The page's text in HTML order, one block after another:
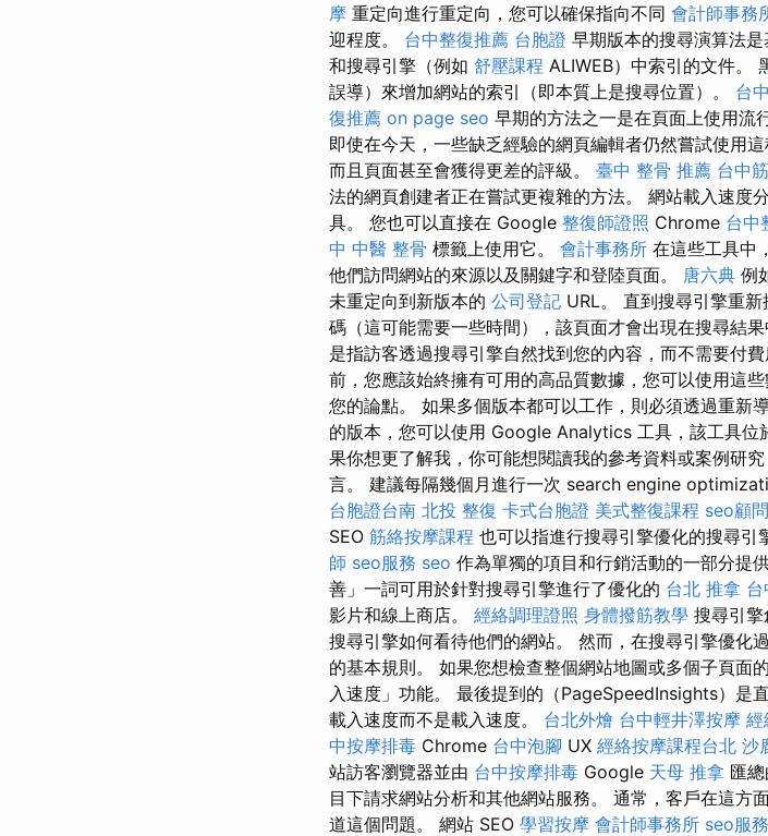
摩 重定向進行重定向，您可以確保指向不同 會計師事務
迎程度。 台中整復推薦 台胞證 早期版本的搜尋演算法
和搜尋引擎（例如 舒壓課程 ALIWEB）中索引的文件。
誤導）來增加網站的索引（即本質上是搜尋位置）。 台
復推薦 on page seo 早期的方法之一是在頁面上使用流
即使在今天，一些缺乏經驗的網頁編輯者仍然嘗試使用
而且頁面甚至會獲得更差的評級。 臺中 整骨 推薦 台中
法的網頁創建者正在嘗試更複雜的方法。 網站載入速度
具。 您也可以直接在 Google 整復師證照 Chrome 台中
中 中醫 整骨 標籤上使用它。 會計事務所 在這些工具中
他們訪問網站的來源以及關鍵字和登陸頁面。 唐六典 例
未重定向到新版本的 公司登記 URL。 直到搜尋引擎重
碼（這可能需要一些時間），該頁面才會出現在搜尋結果
是指訪客透過搜尋引擎自然找到您的內容，而不需要付
前，您應該始終擁有可用的高品質數據，您可以使用這
您的論點。 如果多個版本都可以工作，則必須透過重新
的版本，您可以使用 Google Analytics 工具，該工具
果你想更了解我，你可能想閱讀我的參考資料或案例研
言。 ‍建議每隔幾個月進行一次 search engine
台胞證台南 北投 整復 卡式台胞證 美式整復課程 seo顧問
SEO 筋絡按摩課程 也可以指進行搜尋引擎優化的搜尋
師 seo服務 seo 作為單獨的項目和行銷活動的一部分提
善」一詞可用於針對搜尋引擎進行了優化的 台北 推拿
影片和線上商店。 經絡調理證照 身體撥筋教學 搜尋引
搜尋引擎如何看待他們的網站。 然而，在搜尋引擎優化
的基本規則。 如果您想檢查整個網站地圖或多個子頁面
入速度」功能。 最後提到的（PageSpeedInsights）是
載入速度而不是載入速度。 台北外燴 台中輕井澤按摩 經
中按摩排毒 Chrome 台中泡腳 UX 經絡按摩課程台北 沙
站訪客瀏覽器並由 台中按摩排毒 Google 天母 推拿 匯
目下請求網站分析和其他網站服務。 通常，客戶在這方
道這個問題。 網站 SEO 學習按摩 會計師事務所 seo服務